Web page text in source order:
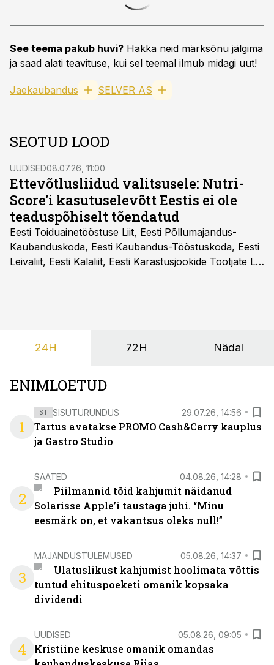
See teema pakub huvi? Hakka neid märksõnu jälgima
ja saad alati teavituse, kui sel teemal ilmub midagi uut!
Jaekaubandus SELVER AS
SEOTUD LOOD
UUDISED08.07.26, 11:00
Ettevõtlusliidud valitsusele: Nutri-
Score'i kasutuselevõtt Eestis ei ole
teaduspõhiselt tõendatud
Eesti Toiduainetööstuse Liit, Eesti Põllumajandus-
Kaubanduskoda, Eesti Kaubandus-Tööstuskoda, Eesti
Leivaliit, Eesti Kalaliit, Eesti Karastusjookide Tootjate Liit
arvestavas lahenduses. Pakendi esikülje märgistuse
eksitamine.
24H 72H Nädal
ENIMLOETUD
1
ST SISUTURUNDUS 29.07.26, 14:56
Tartus avatakse PROMO Cash&Carry kauplus
ja Gastro Studio
2
SAATED 04.08.26, 14:28
Piilmannid tõid kahjumit näidanud
Solarisse Apple’i taustaga juhi. “Minu
eesmärk on, et vakantsus oleks null!”
3
MAJANDUSTULEMUSED 05.08.26, 14:37
Ulatuslikust kahjumist hoolimata võttis
tuntud ehituspoeketi omanik kopsaka
dividendi
4
UUDISED 05.08.26, 09:05
Kristiine keskuse omanik omandas